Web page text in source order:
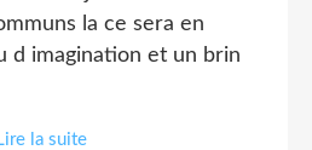
la ce sera en
d imagination et un brin
Lire la suite